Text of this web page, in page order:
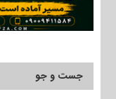
جست و جو